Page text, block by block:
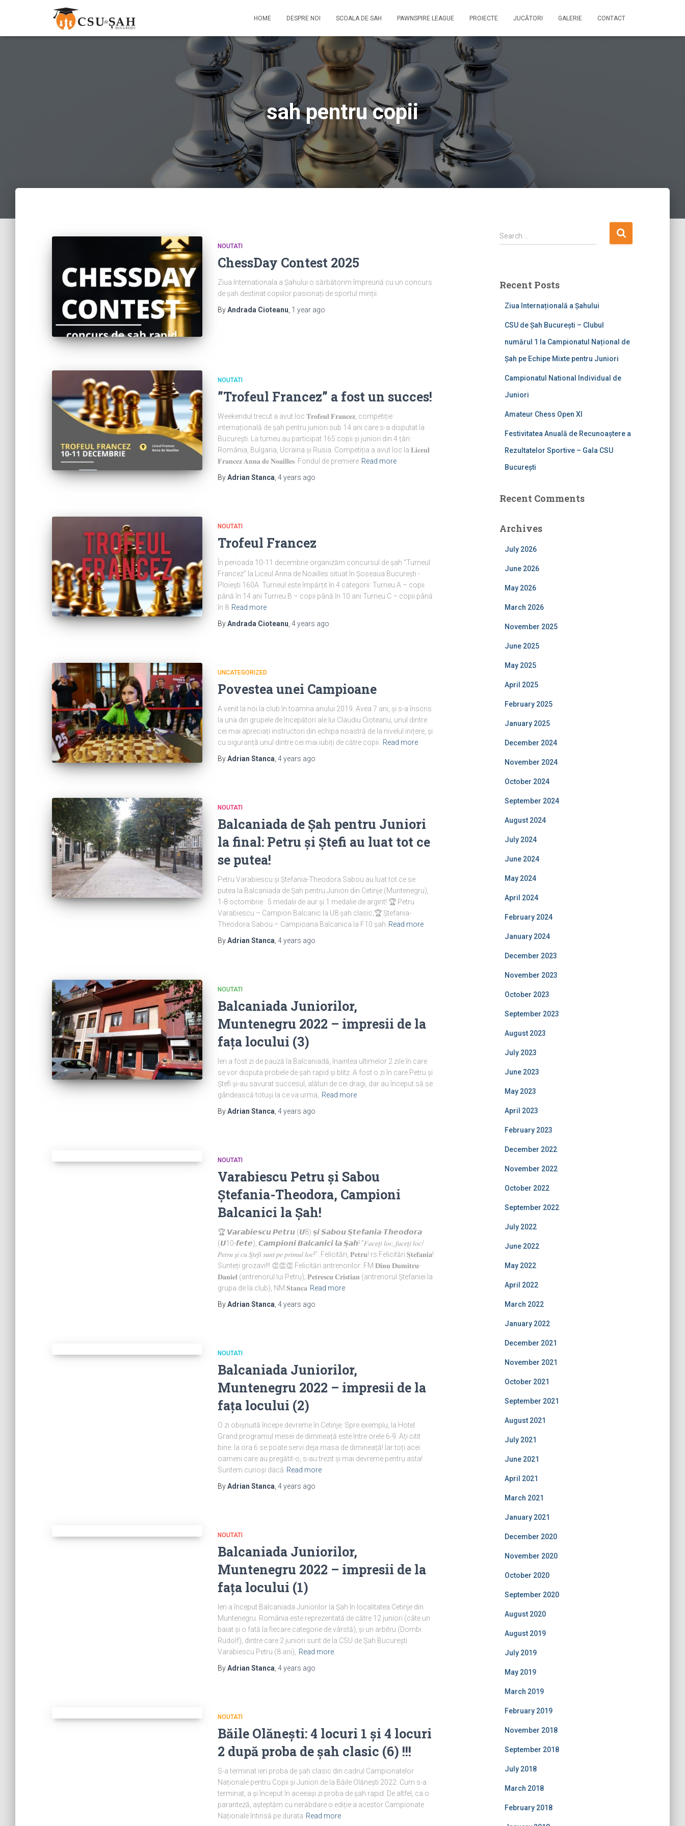
HOME DESPRE NOI SCOALA DE SAH PAWNSPIRE LEAGUE PROIECTE JUCĂTORI GALERIE CONTACT
sah pentru copii
NOUTATI
ChessDay Contest 2025
Ziua Internationala a Șahului o sărbătorim împreună cu un concurs
de șah destinat copiilor pasionați de sportul minții.
ByAndrada Cioteanu 1 year ago
NOUTATI
”Trofeul Francez” a fost un succes!
Weekendul trecut a avut loc 𝐓𝐫𝐨𝐟𝐞𝐮𝐥 𝐅𝐫𝐚𝐧𝐜𝐞𝐳, competiție
internațională de șah pentru juniori sub 14 ani care s-a disputat la
București. La turneu au participat 165 copii și juniori din 4 țări:
România, Bulgaria, Ucraina și Rusia. Competiția a avut loc la 𝐋𝐢𝐜𝐞𝐮𝐥
𝐅𝐫𝐚𝐧𝐜𝐞𝐳 𝐀𝐧𝐧𝐚 𝐝𝐞 𝐍𝐨𝐚𝐢𝐥𝐥𝐞𝐬. Fondul de premiere Read more
ByAdrian Stanca 4 years ago
NOUTATI
Trofeul Francez
În perioada 10-11 decembrie organizăm concursul de șah ”Turneul
Francez” la Liceul Anna de Noailles situat în Șoseaua București -
Ploiești 160A. Turneul este împărțit în 4 categorii: Turneu A – copii
până în 14 ani Turneu B – copii până în 10 ani Turneu C – copii până
în 8 Read more
ByAndrada Cioteanu 4 years ago
UNCATEGORIZED
Povestea unei Campioane
A venit la noi la club în toamna anului 2019. Avea 7 ani, și s-a înscris
la una din grupele de începători ale lui Claudiu Cioteanu, unul dintre
cei mai apreciați instructori din echipa noastră de la nivelul inițere, și
cu siguranță unul dintre cei mai iubiți de către copii.
Read more
ByAdrian Stanca 4 years ago
NOUTATI
Balcaniada de Șah pentru Juniori
la final: Petru și Ștefi au luat tot ce
se putea!
Petru Varabiescu și Ștefania-Theodora Sabou au luat tot ce se
putea la Balcaniada de Șah pentru Juniori din Cetinje (Muntenegru),
1-8 octombrie : 5 medalii de aur și 1 medalie de argint! 🏆 Petru
Varabiescu – Campion Balcanic la U8 șah clasic;🏆 Ștefania-
Theodora Sabou – Campioana Balcanica la F10 șah Read more
ByAdrian Stanca 4 years ago
NOUTATI
Balcaniada Juniorilor,
Muntenegru 2022 – impresii de la
fața locului (3)
Ieri a fost zi de pauză la Balcaniadă, înaintea ultimelor 2 zile în care
se vor disputa probele de șah rapid și blitz. A fost o zi în care Petru și
Ștefi și-au savurat succesul, alături de cei dragi, dar au început să se
gândească totuși la ce va urma,
Read more
ByAdrian Stanca 4 years ago
NOUTATI
Varabiescu Petru și Sabou
Ștefania-Theodora, Campioni
Balcanici la Șah!
🏆 𝙑𝙖𝙧𝙖𝙗𝙞𝙚𝙨𝙘𝙪 𝙋𝙚𝙩𝙧𝙪 (𝙐8) 𝙨̦𝙞 𝙎𝙖𝙗𝙤𝙪 𝙎̦𝙩𝙚𝙛𝙖𝙣𝙞𝙖-𝙏𝙝𝙚𝙤𝙙𝙤𝙧𝙖
(𝙐10-𝙛𝙚𝙩𝙚), 𝘾𝙖𝙢𝙥𝙞𝙤𝙣𝙞 𝘽𝙖𝙡𝙘𝙖𝙣𝙞𝙘𝙞 𝙡𝙖 𝙎̦𝙖𝙝! ”𝐹𝑎𝑐𝑒𝑡̦𝑖 𝑙𝑜𝑐, 𝑓𝑎𝑐𝑒𝑡̦𝑖 𝑙𝑜𝑐/
𝑃𝑒𝑡𝑟𝑢 𝑠̦𝑖 𝑐𝑢 𝑆̦𝑡𝑒𝑓𝑖 𝑠𝑢𝑛𝑡 𝑝𝑒 𝑝𝑟𝑖𝑚𝑢𝑙 𝑙𝑜𝑐!”. Felicitări, 𝐏𝐞𝐭𝐫𝐮! rs Felicitări 𝐒̦𝐭𝐞𝐟𝐚𝐧𝐢𝐚!
Sunteți grozavi!!! 👏👏👏 Felicitări antrenorilor: FM 𝐃𝐢𝐧𝐮 𝐃𝐮𝐦𝐢𝐭𝐫𝐮-
𝐃𝐚𝐧𝐢𝐞𝐥 (antrenorul lui Petru); 𝐏𝐞𝐭𝐫𝐞𝐬𝐜𝐮 𝐂𝐫𝐢𝐬𝐭𝐢𝐚𝐧 (antrenorul Ștefaniei la
grupa de la club), NM 𝐒𝐭𝐚𝐧𝐜𝐚 Read more
ByAdrian Stanca 4 years ago
NOUTATI
Balcaniada Juniorilor,
Muntenegru 2022 – impresii de la
fața locului (2)
O zi obișnuită începe devreme în Cetinje. Spre exemplu, la Hotel
Grand programul mesei de dimineață este între orele 6-9. Ați citit
bine: la ora 6 se poate servi deja masa de dimineață! Iar toți acei
oameni care au pregătit-o, s-au trezit și mai devreme pentru asta!
Suntem curioși dacă Read more
ByAdrian Stanca 4 years ago
NOUTATI
Balcaniada Juniorilor,
Muntenegru 2022 – impresii de la
fața locului (1)
Ieri a început Balcaniada Juniorilor la Șah în localitatea Cetinje din
Muntenegru. România este reprezentată de către 12 juniori (câte un
baiat și o fată la fiecare categorie de vârstă), și un arbitru (Dombi
Rudolf), dintre care 2 juniori sunt de la CSU de Șah București:
Varabiescu Petru (8 ani),
Read more
ByAdrian Stanca 4 years ago
NOUTATI
Băile Olănești: 4 locuri 1 și 4 locuri
2 după proba de șah clasic (6) !!!
S-a terminat ieri proba de șah clasic din cadrul Campionatelor
Naționale pentru Copii și Juniori de la Băile Olănești 2022. Cum s-a
terminat, a și început în aceeași zi proba de șah rapid. De altfel, ca o
paranteză, așteptăm cu nerăbdare o ediție a acestor Campionate
Naționale întinsă pe durata Read more
S
e
h
Search …
Recent Posts
Ziua Internațională a Șahului
CSU de Șah București – Clubul
numărul 1 la Campionatul Național de
Șah pe Echipe Mixte pentru Juniori
Campionatul National Individual de
Juniori
Amateur Chess Open XI
Festivitatea Anuală de Recunoaștere a
Rezultatelor Sportive – Gala CSU
București
Recent Comments
Archives
July 2026
June 2026
May 2026
March 2026
November 2025
June 2025
May 2025
April 2025
February 2025
January 2025
December 2024
November 2024
October 2024
September 2024
August 2024
July 2024
June 2024
May 2024
April 2024
February 2024
January 2024
December 2023
November 2023
October 2023
September 2023
August 2023
July 2023
June 2023
May 2023
April 2023
February 2023
December 2022
November 2022
October 2022
September 2022
July 2022
June 2022
May 2022
April 2022
March 2022
January 2022
December 2021
November 2021
October 2021
September 2021
August 2021
July 2021
June 2021
April 2021
March 2021
January 2021
December 2020
November 2020
October 2020
September 2020
August 2020
August 2019
July 2019
May 2019
March 2019
February 2019
November 2018
September 2018
July 2018
March 2018
February 2018